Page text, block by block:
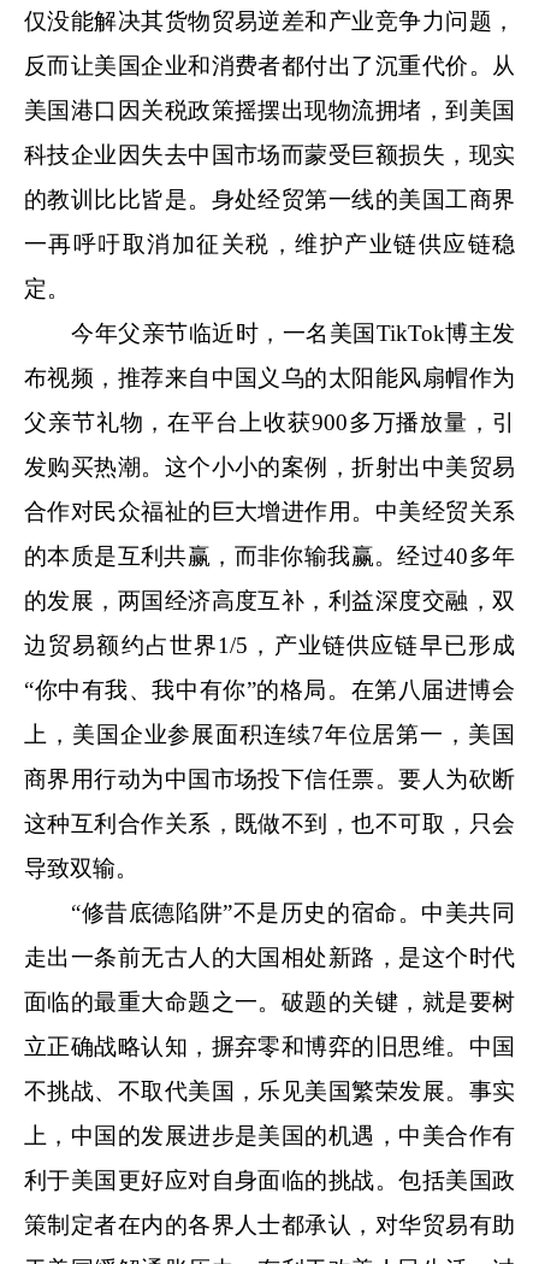
仅没能解决其货物贸易逆差和产业竞争力问题，
反而让美国企业和消费者都付出了沉重代价。从
美国港口因关税政策摇摆出现物流拥堵，到美国
科技企业因失去中国市场而蒙受巨额损失，现实
的教训比比皆是。身处经贸第一线的美国工商界
一再呼吁取消加征关税，维护产业链供应链稳
定。
今年父亲节临近时，一名美国TikTok博主发
布视频，推荐来自中国义乌的太阳能风扇帽作为
父亲节礼物，在平台上收获900多万播放量，引
发购买热潮。这个小小的案例，折射出中美贸易
合作对民众福祉的巨大增进作用。中美经贸关系
的本质是互利共赢，而非你输我赢。经过40多年
的发展，两国经济高度互补，利益深度交融，双
边贸易额约占世界1/5，产业链供应链早已形成
“你中有我、我中有你”的格局。在第八届进博会
上，美国企业参展面积连续7年位居第一，美国
商界用行动为中国市场投下信任票。要人为砍断
这种互利合作关系，既做不到，也不可取，只会
导致双输。
“修昔底德陷阱”不是历史的宿命。中美共同
走出一条前无古人的大国相处新路，是这个时代
面临的最重大命题之一。破题的关键，就是要树
立正确战略认知，摒弃零和博弈的旧思维。中国
不挑战、不取代美国，乐见美国繁荣发展。事实
上，中国的发展进步是美国的机遇，中美合作有
利于美国更好应对自身面临的挑战。包括美国政
策制定者在内的各界人士都承认，对华贸易有助